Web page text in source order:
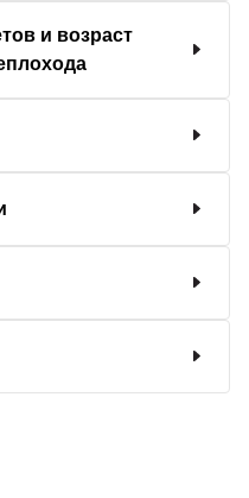
и возраст